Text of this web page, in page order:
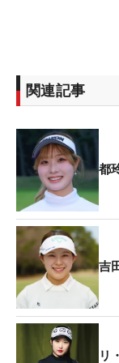
関連記事
都
吉
リ